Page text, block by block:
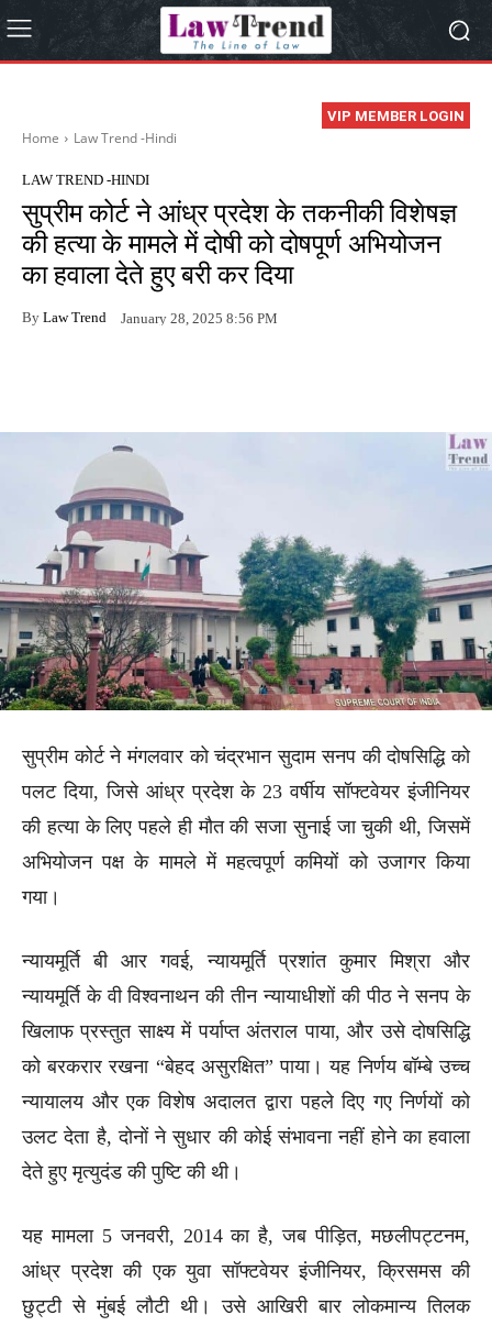
VIP MEMBER LOGIN
Home Law Trend -Hindi
LAW TREND -HINDI
सुप्रीम कोर्ट ने आंध्र प्रदेश के तकनीकी विशेषज्ञ
की हत्या के मामले में दोषी को दोषपूर्ण अभियोजन
का हवाला देते हुए बरी कर दिया
By Law Trend January 28, 2025 8:56 PM
सुप्रीम कोर्ट ने मंगलवार को चंद्रभान सुदाम सनप की दोषसिद्धि को
पलट दिया, जिसे आंध्र प्रदेश के 23 वर्षीय सॉफ्टवेयर इंजीनियर
की हत्या के लिए पहले ही मौत की सजा सुनाई जा चुकी थी, जिसमें
अभियोजन पक्ष के मामले में महत्वपूर्ण कमियों को उजागर किया
गया।
न्यायमूर्ति बी आर गवई, न्यायमूर्ति प्रशांत कुमार मिश्रा और
न्यायमूर्ति के वी विश्वनाथन की तीन न्यायाधीशों की पीठ ने सनप के
खिलाफ प्रस्तुत साक्ष्य में पर्याप्त अंतराल पाया, और उसे दोषसिद्धि
को बरकरार रखना “बेहद असुरक्षित” पाया। यह निर्णय बॉम्बे उच्च
न्यायालय और एक विशेष अदालत द्वारा पहले दिए गए निर्णयों को
उलट देता है, दोनों ने सुधार की कोई संभावना नहीं होने का हवाला
देते हुए मृत्युदंड की पुष्टि की थी।
यह मामला 5 जनवरी, 2014 का है, जब पीड़ित, मछलीपट्टनम,
आंध्र प्रदेश की एक युवा सॉफ्टवेयर इंजीनियर, क्रिसमस की
छुट्टी से मुंबई लौटी थी। उसे आखिरी बार लोकमान्य तिलक